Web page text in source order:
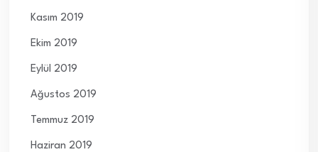
Kasım 2019
Ekim 2019
Eylül 2019
Ağustos 2019
Temmuz 2019
Haziran 2019